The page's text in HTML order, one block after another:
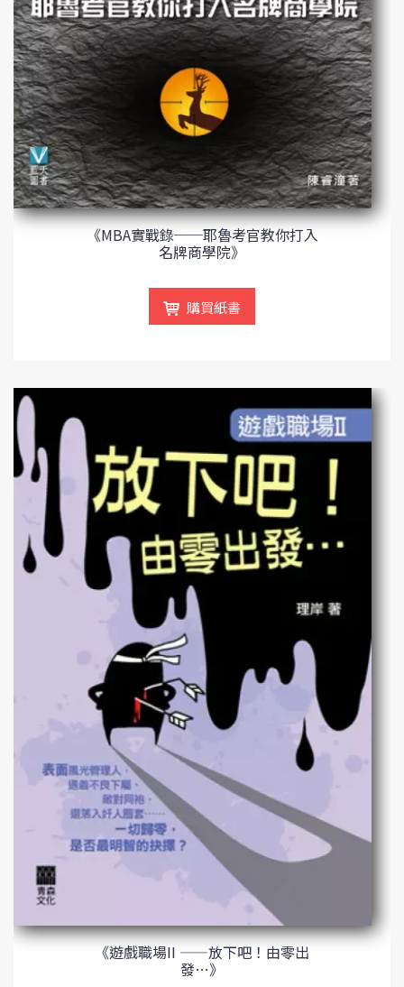
《MBA實戰錄──耶魯考官教你打入
名牌商學院》
購買紙書
《遊戲職場II ——放下吧！由零出
發…》